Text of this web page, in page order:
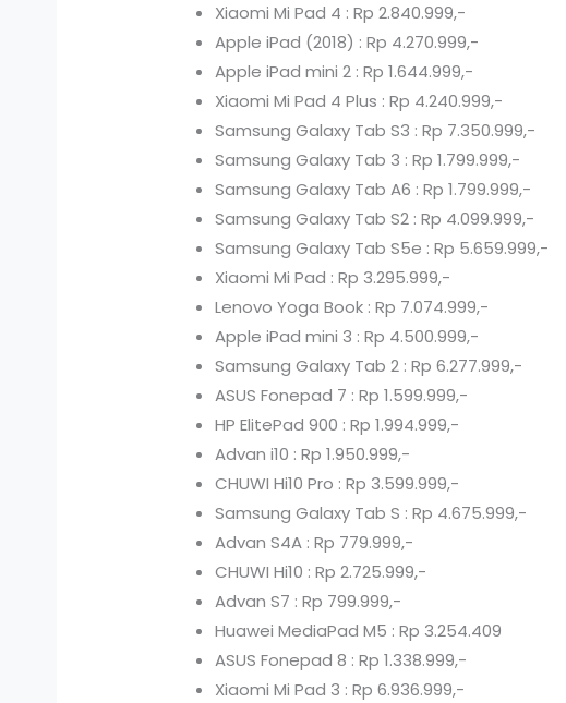
Xiaomi Mi Pad 4 : Rp 2.840.999,-
Apple iPad (2018) : Rp 4.270.999,-
Apple iPad mini 2 : Rp 1.644.999,-
Xiaomi Mi Pad 4 Plus : Rp 4.240.999,-
Samsung Galaxy Tab S3 : Rp 7.350.999,-
Samsung Galaxy Tab 3 : Rp 1.799.999,-
Samsung Galaxy Tab A6 : Rp 1.799.999,-
Samsung Galaxy Tab S2 : Rp 4.099.999,-
Samsung Galaxy Tab S5e : Rp 5.659.999,-
Xiaomi Mi Pad : Rp 3.295.999,-
Lenovo Yoga Book : Rp 7.074.999,-
Apple iPad mini 3 : Rp 4.500.999,-
Samsung Galaxy Tab 2 : Rp 6.277.999,-
ASUS Fonepad 7 : Rp 1.599.999,-
HP ElitePad 900 : Rp 1.994.999,-
Advan i10 : Rp 1.950.999,-
CHUWI Hi10 Pro : Rp 3.599.999,-
Samsung Galaxy Tab S : Rp 4.675.999,-
Advan S4A : Rp 779.999,-
CHUWI Hi10 : Rp 2.725.999,-
Advan S7 : Rp 799.999,-
Huawei MediaPad M5 : Rp 3.254.409
ASUS Fonepad 8 : Rp 1.338.999,-
Xiaomi Mi Pad 3 : Rp 6.936.999,-